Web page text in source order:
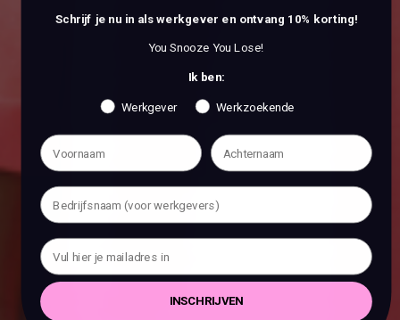
Schrijf je nu in als werkgever en ontvang 10% korting!
You Snooze You Lose!
Ik ben:
Werkgever Werkzoekende
INSCHRIJVEN